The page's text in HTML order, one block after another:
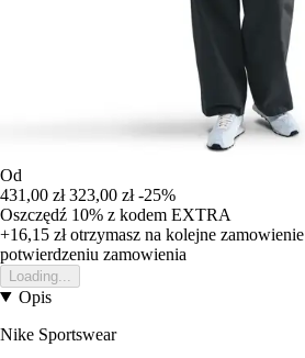
Od
431,00 zł 323,00 zł -25%
Oszczędź 10% z kodem EXTRA
+16,15 złotrzymasz na kolejne zamowienie
potwierdzeniu zamowienia
Loading...
Opis
Nike Sportswear